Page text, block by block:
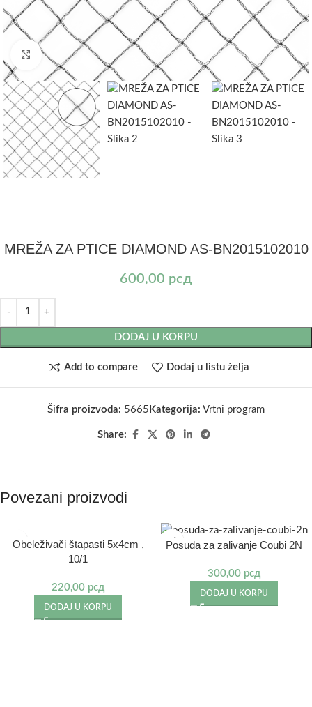
Kliknite za uvećanje
MREŽA ZA PTICE DIAMOND AS-BN2015102010
600,00 рсд
DODAJ U KORPU
Add to compare Dodaj u listu želja
Šifra proizvoda: 5665 Kategorija: Vrtni program
Share:
Povezani proizvodi
Obeleživači štapasti 5x4cm ,
10/1
220,00 рсд
DODAJ U KORPU
Posuda za zalivanje Coubi 2N
300,00 рсд
DODAJ U KORPU